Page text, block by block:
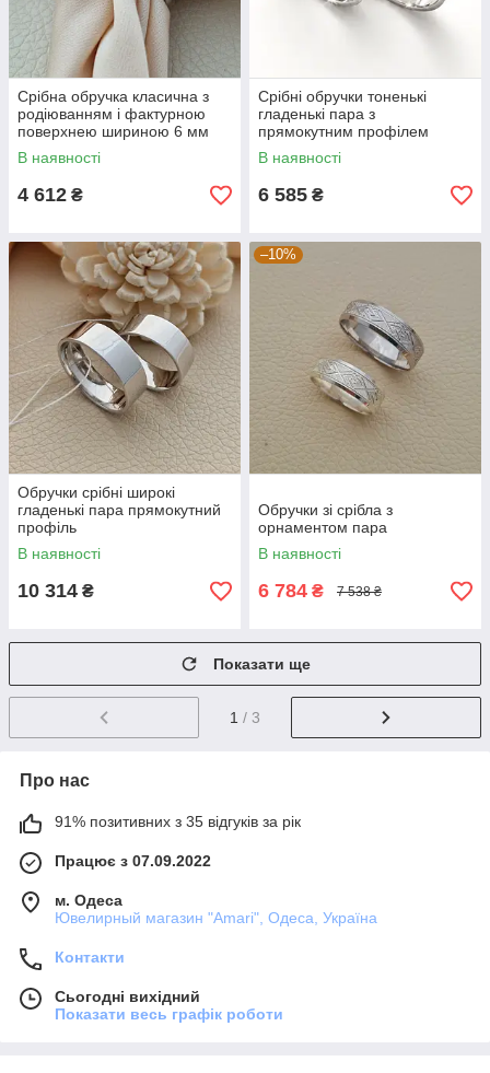
Срібна обручка класична з
родіюванням і фактурною
поверхнею шириною 6 мм
В наявності
4 612 ₴
Срібні обручки тоненькі
гладенькі пара з
прямокутним профілем
В наявності
6 585 ₴
Обручки срібні широкі
гладенькі пара прямокутний
профіль
В наявності
10 314 ₴
–10%
Обручки зі срібла з
орнаментом пара
В наявності
6 784 ₴ 7 538 ₴
Показати ще
1 / 3
Про нас
91% позитивних з 35 відгуків за рік
Працює з 07.09.2022
м. Одеса
Ювелирный магазин "Amari", Одеса, Україна
Контакти
Сьогодні вихідний
Показати весь графік роботи